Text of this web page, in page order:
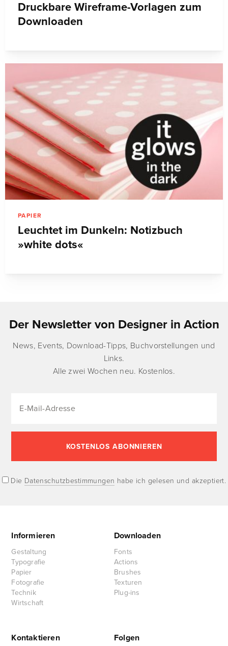
Druckbare Wireframe-Vorlagen zum
Downloaden
PAPIER
Leuchtet im Dunkeln: Notizbuch
»white dots«
Der Newsletter von Designer in Action
News, Events, Download-Tipps, Buchvorstellungen und
Links.
Alle zwei Wochen neu. Kostenlos.
Die Datenschutzbestimmungen habe ich gelesen und akzeptiert.
Informieren
Gestaltung
Typografie
Papier
Fotografie
Technik
Wirtschaft
Downloaden
Fonts
Actions
Brushes
Texturen
Plug-ins
Kontaktieren Folgen